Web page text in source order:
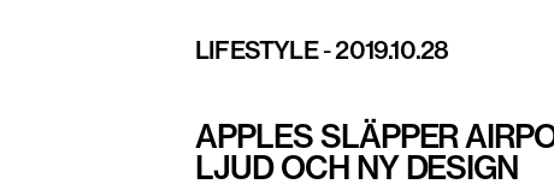
LIFESTYLE-2019.10.28
APPLES SLÄPPER
LJUD OCH NY DESIGN